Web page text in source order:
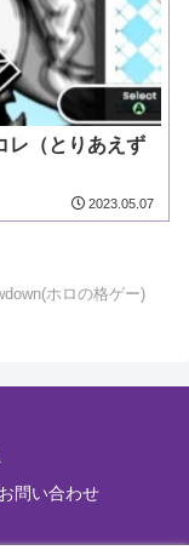
レ（とりあえず
2023.05.07
ホロの格ゲー)
お問い合わせ